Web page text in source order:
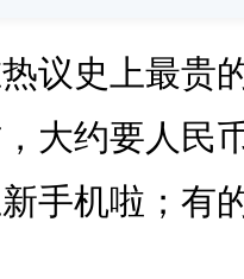
史上最贵的
大约要人民
手机啦；有